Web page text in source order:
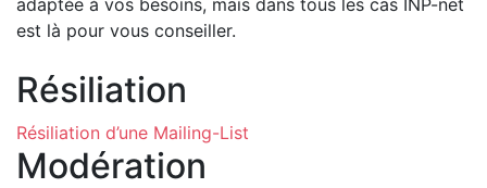
adaptée à vos besoins, mais dans tous les cas INP-net
est là pour vous conseiller.
Résiliation
Résiliation d’une Mailing-List
Modération